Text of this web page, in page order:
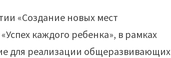
«Создание новых мест
каждого ребенка», в рамках
для реализации общеразвивающих